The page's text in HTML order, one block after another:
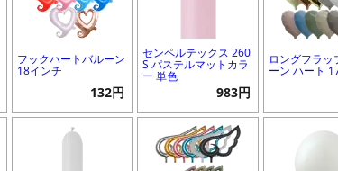
フックハートバルーン
18インチ
132円
センペルテックス 260
S パステルマットカラ
ー 単色
983円
ロングフラッ
ーン ハート